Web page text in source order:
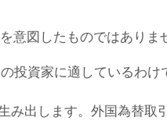
意図したものではありま
投資家に適しているわけ
み出します。外国為替取